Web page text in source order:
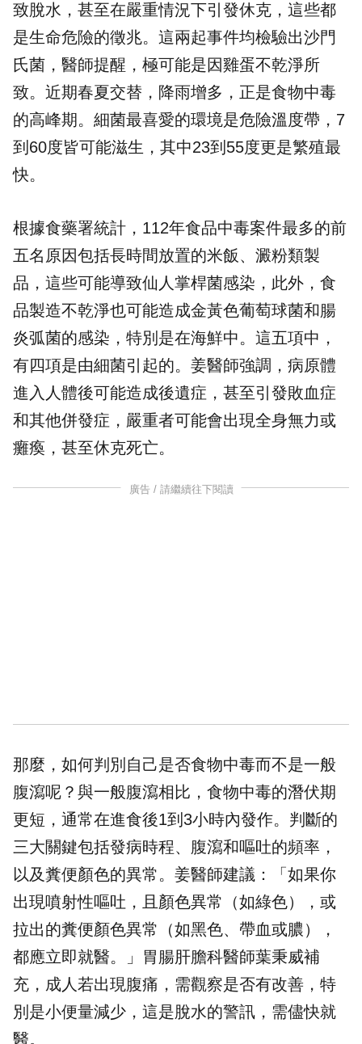
致脫水，甚至在嚴重情況下引發休克，這些都
是生命危險的徵兆。這兩起事件均檢驗出沙門
氏菌，醫師提醒，極可能是因雞蛋不乾淨所
致。近期春夏交替，降雨增多，正是食物中毒
的高峰期。細菌最喜愛的環境是危險溫度帶，7
到60度皆可能滋生，其中23到55度更是繁殖最
快。
根據食藥署統計，112年食品中毒案件最多的前
五名原因包括長時間放置的米飯、澱粉類製
品，這些可能導致仙人掌桿菌感染，此外，食
品製造不乾淨也可能造成金黃色葡萄球菌和腸
炎弧菌的感染，特別是在海鮮中。這五項中，
有四項是由細菌引起的。姜醫師強調，病原體
進入人體後可能造成後遺症，甚至引發敗血症
和其他併發症，嚴重者可能會出現全身無力或
癱瘓，甚至休克死亡。
廣告 / 請繼續往下閱讀
那麼，如何判別自己是否食物中毒而不是一般
腹瀉呢？與一般腹瀉相比，食物中毒的潛伏期
更短，通常在進食後1到3小時內發作。判斷的
三大關鍵包括發病時程、腹瀉和嘔吐的頻率，
以及糞便顏色的異常。姜醫師建議：「如果你
出現噴射性嘔吐，且顏色異常（如綠色），或
拉出的糞便顏色異常（如黑色、帶血或膿），
都應立即就醫。」胃腸肝膽科醫師葉秉威補
充，成人若出現腹痛，需觀察是否有改善，特
別是小便量減少，這是脫水的警訊，需儘快就
醫。